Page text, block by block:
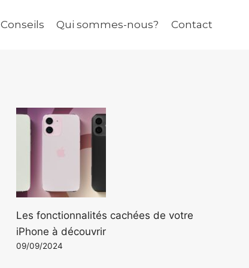
Conseils Qui sommes-nous? Contact
Les fonctionnalités cachées de votre
iPhone à découvrir
09/09/2024